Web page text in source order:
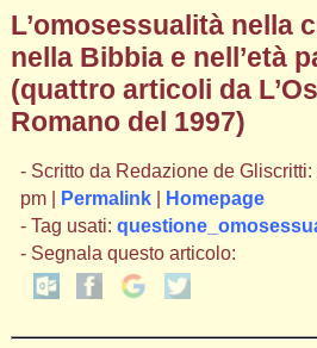
L’omosessualità nella
nella Bibbia e nell’età
(quattro articoli da
Romano del 1997)
- Scritto da Redazione de
pm |
Permalink|
Homepage
- Tag usati:
- Segnala questo articolo: